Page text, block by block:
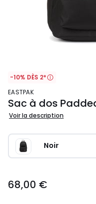
-10% DÈS 2*
EASTPAK
Sac à dos
Voir la description
Noir
€.
68,00 €